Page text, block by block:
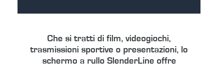
Che si tratti di film, videogiochi,
trasmissioni sportive o presentazioni, lo
schermo a rullo SlenderLine offre